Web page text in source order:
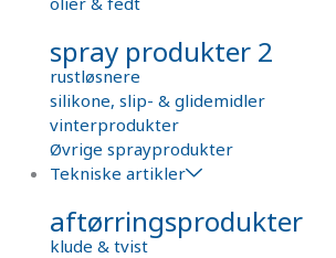
spray produkter 2
rustløsnere
silikone, slip- & glidemidler
vinterprodukter
Øvrige sprayprodukter
Tekniske artikler
aftørringsprodukter
klude & tvist